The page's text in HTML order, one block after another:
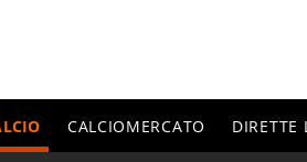
CALCIOMERCATO DIRETTE